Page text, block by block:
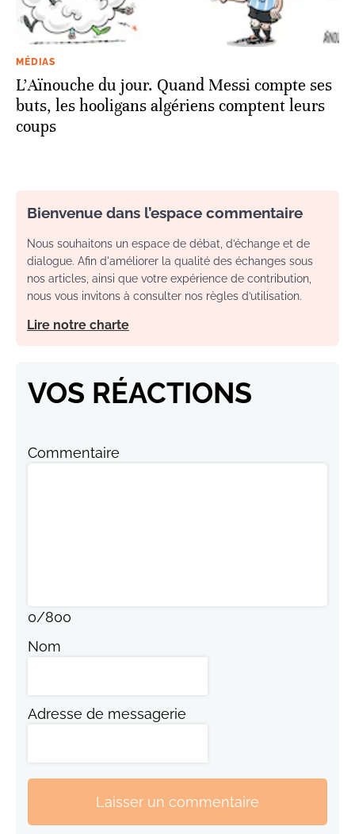
MÉDIAS
L’Aïnouche du jour. Quand Messi compte ses
buts, les hooligans algériens comptent leurs
coups
Bienvenue dans l’espace commentaire
Nous souhaitons un espace de débat, d’échange et de
dialogue. Afin d'améliorer la qualité des échanges sous
nos articles, ainsi que votre expérience de contribution,
nous vous invitons à consulter nos règles d’utilisation.
Lire notre charte
VOS RÉACTIONS
Commentaire
0/800
Nom
Adresse de messagerie
Laisser un commentaire